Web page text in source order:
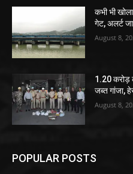
कभी भी
गेट, अलर्ट
August 8,
1.20 करोड़
जब्त गांजा,
August 8,
POPULAR POSTS